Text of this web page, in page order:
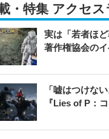
・特集 アクセ
実は「若者ほ
著作権協会の
「嘘はつけな
『Lies of P：